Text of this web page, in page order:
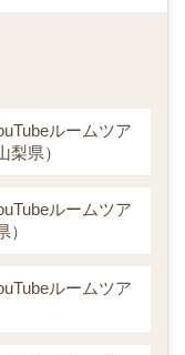
ルームツア
県）
ルームツア
ルームツア